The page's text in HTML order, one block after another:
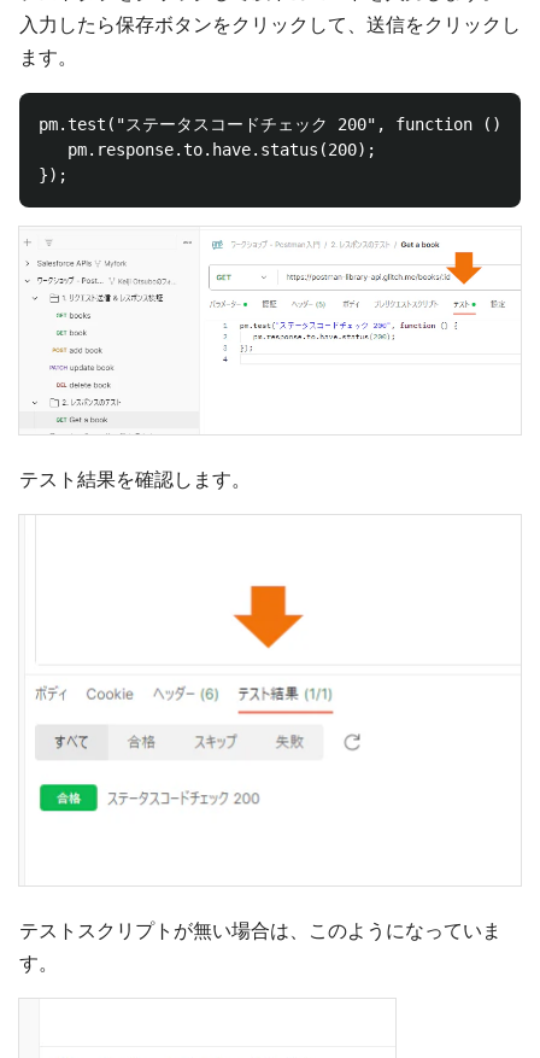
入力したら保存ボタンをクリックして、送信をクリックし
ます。
pm.test("ステータスコードチェック 200", function () {
   pm.response.to.have.status(200);
テスト結果を確認します。
テストスクリプトが無い場合は、このようになっていま
す。